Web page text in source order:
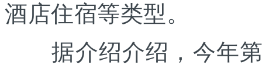
酒店住宿等类型。
据介绍介绍，今年第